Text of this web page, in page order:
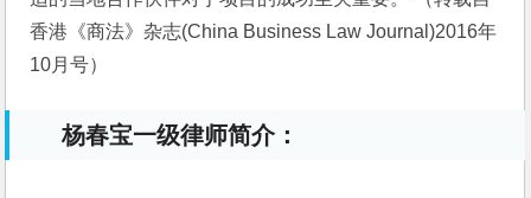
香港《商法》杂志(China Business Law Journal)2016年
10月号）
杨春宝一级律师简介：